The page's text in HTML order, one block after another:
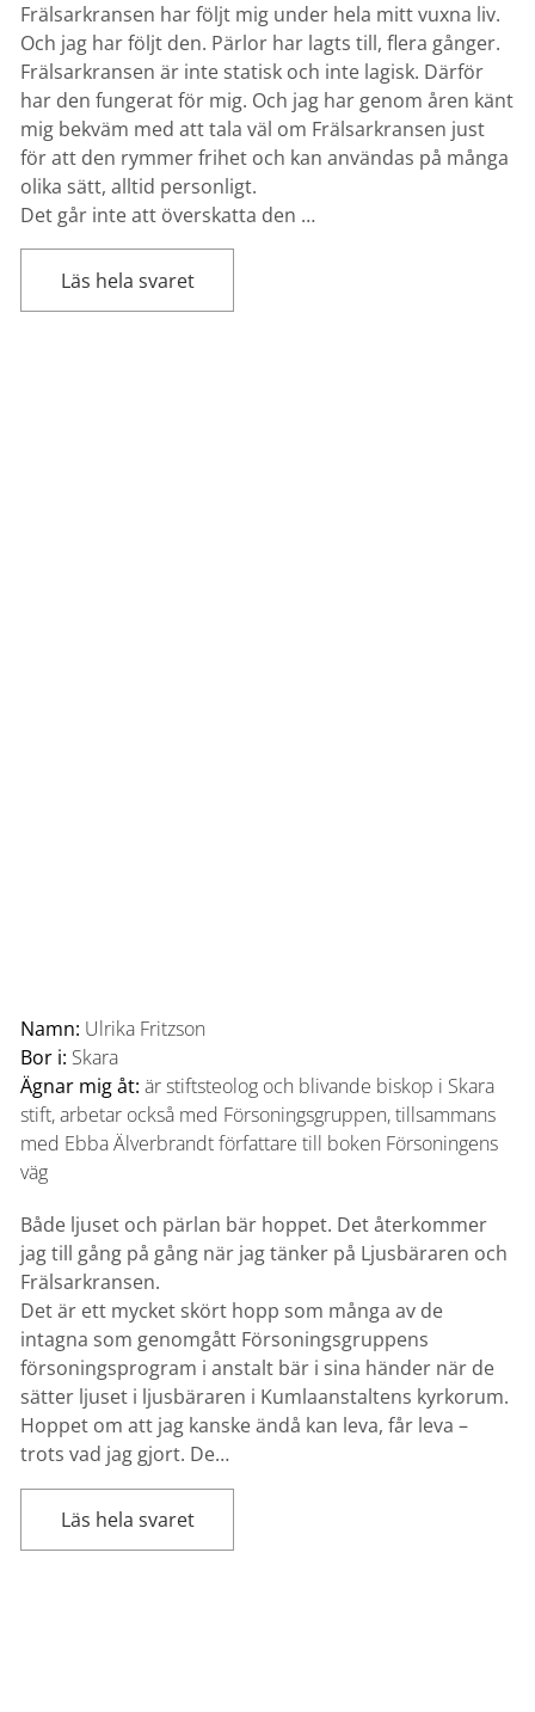
Frälsarkransen har följt mig under hela mitt vuxna liv.
Och jag har följt den. Pärlor har lagts till, flera gånger.
Frälsarkransen är inte statisk och inte lagisk. Därför
har den fungerat för mig. Och jag har genom åren känt
mig bekväm med att tala väl om Frälsarkransen just
för att den rymmer frihet och kan användas på många
olika sätt, alltid personligt.
Det går inte att överskatta den …
Läs hela svaret
Namn: Ulrika Fritzson
Bor i: Skara
Ägnar mig åt:är stiftsteolog och blivande biskop i Skara
stift, arbetar också med Försoningsgruppen, tillsammans
med Ebba Älverbrandt författare till boken Försoningens
väg
Både ljuset och pärlan bär hoppet. Det återkommer
jag till gång på gång när jag tänker på Ljusbäraren och
Frälsarkransen.
Det är ett mycket skört hopp som många av de
intagna som genomgått Försoningsgruppens
försoningsprogram i anstalt bär i sina händer när de
sätter ljuset i ljusbäraren i Kumlaanstaltens kyrkorum.
Hoppet om att jag kanske ändå kan leva, får leva –
trots vad jag gjort. De…
Läs hela svaret